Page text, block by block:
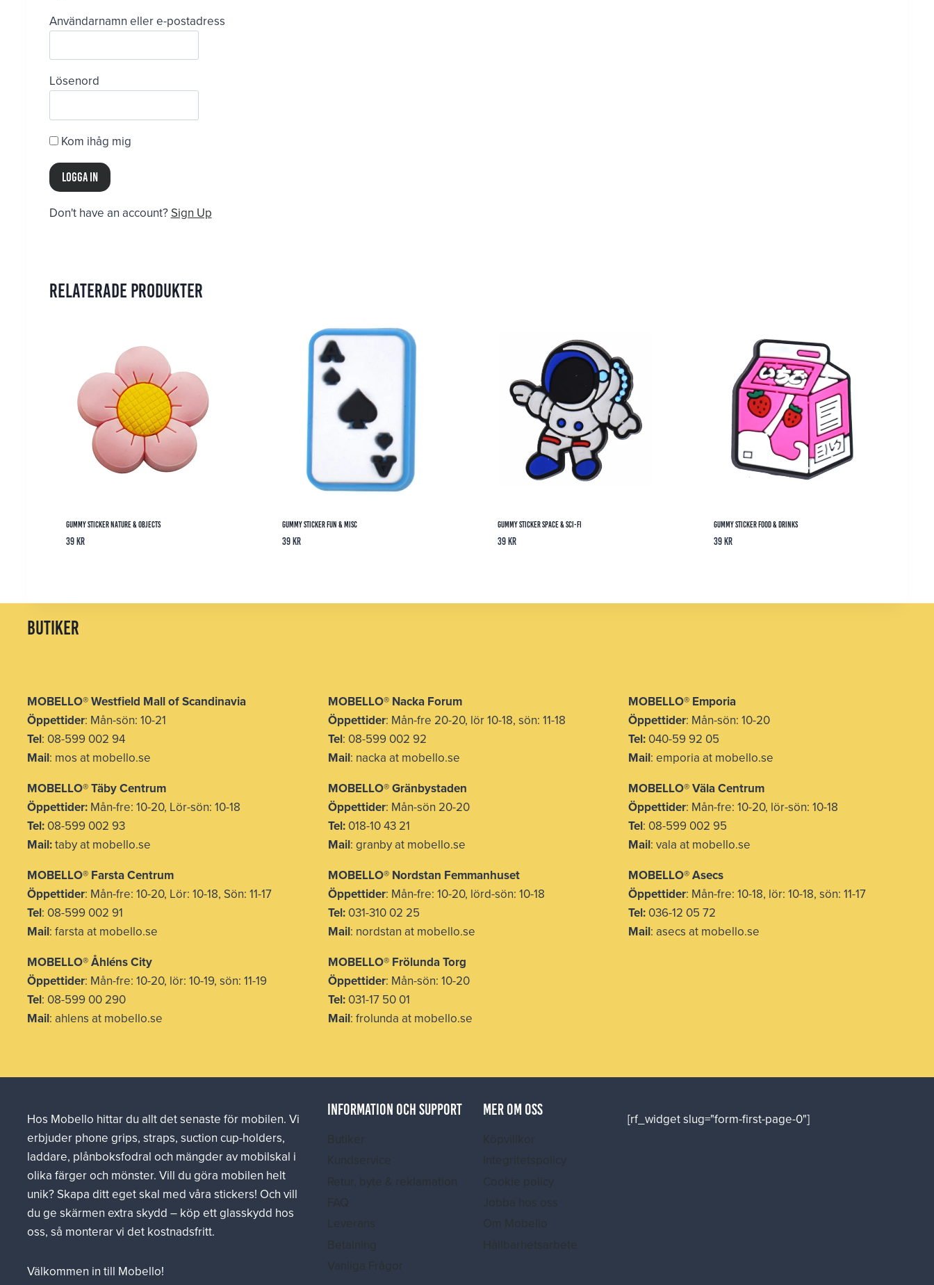
Användarnamn eller e-postadress
Lösenord
Kom ihåg mig
Don't have an account? Sign Up
Relaterade produkter
Gummy Sticker Nature & Objects
39 kr
Gummy Sticker Fun & Misc
39 kr
Gummy Sticker Space & Sci-Fi
39 kr
Gummy Sticker Food & Drinks
39 kr
butiker
MOBELLO®Westfield Mall of Scandinavia
Öppettider: Mån-sön: 10-21
Tel: 08-599 002 94
Mail: mos at mobello.se
MOBELLO®Täby Centrum
Öppettider:Mån-fre: 10-20, Lör-sön: 10-18
Tel:08-599 002 93
Mail:taby at mobello.se
MOBELLO® Farsta Centrum
Öppettider: Mån-fre: 10-20, Lör: 10-18, Sön: 11-17
Tel: 08-599 002 91
Mail: farsta at mobello.se
MOBELLO® Åhléns City
Öppettider: Mån-fre: 10-20, lör: 10-19, sön: 11-19
Tel: 08-599 00 290
Mail: ahlens at mobello.se
MOBELLO® Nacka Forum
Öppettider: Mån-fre 20-20, lör 10-18, sön: 11-18
Tel: 08-599 002 92
Mail: nacka at mobello.se
MOBELLO®Gränbystaden
Öppettider: Mån-sön 20-20
Tel: 018-10 43 21
Mail: granby at mobello.se
MOBELLO® Nordstan Femmanhuset
Öppettider: Mån-fre: 10-20, lörd-sön: 10-18
Tel: 031-310 02 25
Mail: nordstan at mobello.se
MOBELLO® Frölunda Torg
Öppettider: Mån-sön: 10-20
Tel: 031-17 50 01
Mail: frolunda at mobello.se
MOBELLO® Emporia
Öppettider: Mån-sön: 10-20
Tel: 040-59 92 05
Mail: emporia at mobello.se
MOBELLO® Väla Centrum
Öppettider: Mån-fre: 10-20, lör-sön: 10-18
Tel: 08-599 002 95
Mail: vala at mobello.se
MOBELLO® Asecs
Öppettider: Mån-fre: 10-18, lör: 10-18, sön: 11-17
Tel: 036-12 05 72
Mail: asecs at mobello.se
Hos Mobello hittar du allt det senaste för mobilen. Vi
erbjuder phone grips, straps, suction cup-holders,
laddare, plånboksfodral och mängder av mobilskal i
olika färger och mönster. Vill du göra mobilen helt
unik? Skapa ditt eget skal med våra stickers! Och vill
du ge skärmen extra skydd – köp ett glasskydd hos
oss, så monterar vi det kostnadsfritt.
Välkommen in till Mobello!
INFORMATION OCH SUPPORT
Butiker
Kundservice
Retur, byte & reklamation
FAQ
Leverans
Betalning
Vanliga Frågor
MER OM OSS
Köpvillkor
Integritetspolicy
Cookie policy
Jobba hos oss
Om Mobello
Hållbarhetsarbete
[rf_widget slug="form-first-page-0"]